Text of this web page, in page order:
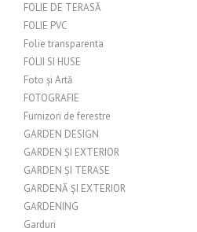
FOLIE DE TERASĂ
FOLIE PVC
Folie transparenta
FOLII SI HUSE
Foto și Artă
FOTOGRAFIE
Furnizori de ferestre
GARDEN DESIGN
GARDEN ȘI EXTERIOR
GARDEN ȘI TERASE
GARDENĂ ȘI EXTERIOR
GARDENING
Garduri